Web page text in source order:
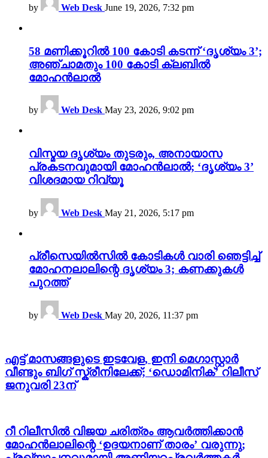
by Web Desk June 19, 2026, 7:32 pm
58 മണിക്കൂറിൽ 100 കോടി കടന്ന് ‘ദൃശ്യം 3’;
അഞ്ചാമതും 100 കോടി ക്ലബിൽ
മോഹൻലാൽ
by Web Desk May 23, 2026, 9:02 pm
വിസ്മയ ദൃശ്യം തുടരും, അനായാസ
പ്രകടനവുമായി മോഹൻലാൽ; ‘ദൃശ്യം 3’
വിശദമായ റിവ്യൂ
by Web Desk May 21, 2026, 5:17 pm
പ്രീസെയിൽസിൽ കോടികൾ വാരി ഞെട്ടിച്ച്
മോഹനലാലിന്റെ ദൃശ്യം 3; കണക്കുകൾ
പുറത്ത്
by Web Desk May 20, 2026, 11:37 pm
എട്ട് മാസങ്ങളുടെ ഇടവേള, ഇനി മെഗാസ്റ്റാർ
വീണ്ടും ബിഗ് സ്ക്രീനിലേക്ക്; ‘ഡൊമിനിക്’ റിലീസ്
ജനുവരി 23ന്
റീ റിലീസിൽ വിജയ ചരിത്രം ആവർത്തിക്കാൻ
മോഹൻലാലിന്റെ ‘ഉദയനാണ് താരം’ വരുന്നു;